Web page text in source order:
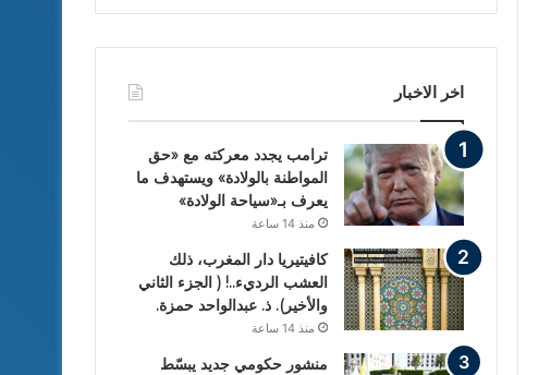
اخر الاخبار
ترامب يجدد معركته مع «حق
المواطنة بالولادة» ويستهدف ما
يعرف بـ«سياحة الولادة»
منذ 14 ساعة
كافيتيريا دار المغرب، ذلك
العشب الرديء..! ( الجزء الثاني
والأخير). ذ. عبدالواحد حمزة.
منذ 14 ساعة
منشور حكومي جديد يبسّط